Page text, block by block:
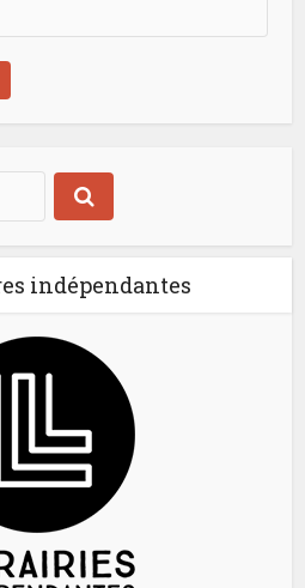
indépendantes